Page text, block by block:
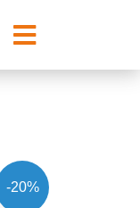
-20%